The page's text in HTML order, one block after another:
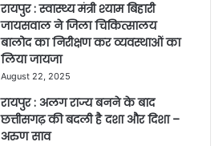
रायपुर : स्वास्थ्य मंत्री श्याम बिहारी
जायसवाल ने जिला चिकित्सालय
बालोद का निरीक्षण कर व्यवस्थाओं का
लिया जायजा
August 22, 2025
रायपुर : अलग राज्य बनने के बाद
छत्तीसगढ़ की बदली है दशा और दिशा –
अरुण साव